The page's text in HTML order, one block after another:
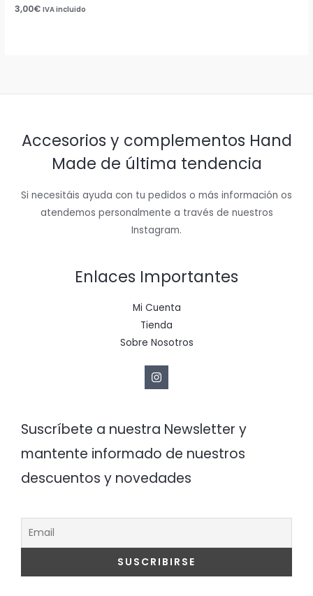
3,00€ IVA incluido
Accesorios y complementos Hand
Made de última tendencia
Si necesitáis ayuda con tu pedidos o más información os
atendemos personalmente a través de nuestros
Instagram.
Enlaces Importantes
Mi Cuenta
Tienda
Sobre Nosotros
Suscríbete a nuestra Newsletter y
mantente informado de nuestros
descuentos y novedades